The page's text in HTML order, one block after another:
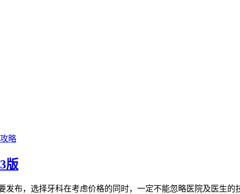
略
版
布，选择牙科在考虑价格的同时，一定不能忽略医院及医生